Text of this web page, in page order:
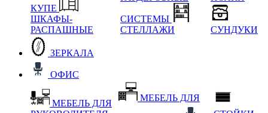
КУПЕ
ШКАФЫ-
РАСПАШНЫЕ
СИСТЕМЫ
СТЕЛЛАЖИ
СУНДУКИ
ЗЕРКАЛА
ОФИС
МЕБЕЛЬ ДЛЯ
МЕБЕЛЬ ДЛЯ